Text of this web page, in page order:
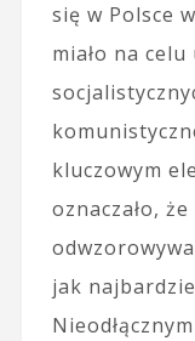
się w Polsce
miało na
kluczowym
oznaczało,
jak